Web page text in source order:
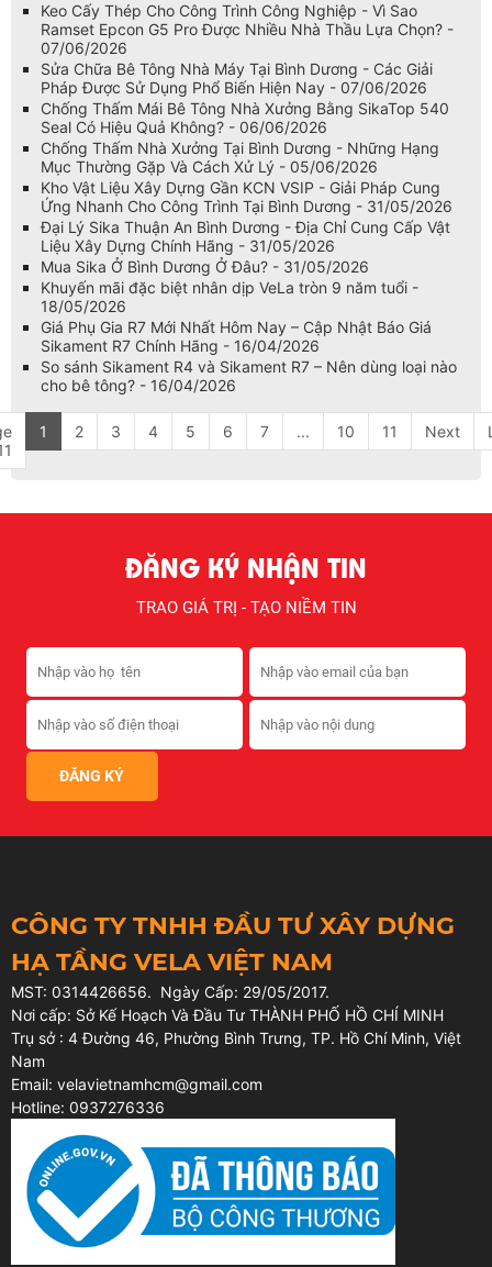
Keo Cấy Thép Cho Công Trình Công Nghiệp - Vì Sao
Ramset Epcon G5 Pro Được Nhiều Nhà Thầu Lựa Chọn? -
07/06/2026
Sửa Chữa Bê Tông Nhà Máy Tại Bình Dương - Các Giải
Pháp Được Sử Dụng Phổ Biến Hiện Nay - 07/06/2026
Chống Thấm Mái Bê Tông Nhà Xưởng Bằng SikaTop 540
Seal Có Hiệu Quả Không? - 06/06/2026
Chống Thấm Nhà Xưởng Tại Bình Dương - Những Hạng
Mục Thường Gặp Và Cách Xử Lý - 05/06/2026
Kho Vật Liệu Xây Dựng Gần KCN VSIP - Giải Pháp Cung
Ứng Nhanh Cho Công Trình Tại Bình Dương - 31/05/2026
Đại Lý Sika Thuận An Bình Dương - Địa Chỉ Cung Cấp Vật
Liệu Xây Dựng Chính Hãng - 31/05/2026
Mua Sika Ở Bình Dương Ở Đâu? - 31/05/2026
Khuyến mãi đặc biệt nhân dịp VeLa tròn 9 năm tuổi -
18/05/2026
Giá Phụ Gia R7 Mới Nhất Hôm Nay – Cập Nhật Báo Giá
Sikament R7 Chính Hãng - 16/04/2026
So sánh Sikament R4 và Sikament R7 – Nên dùng loại nào
cho bê tông? - 16/04/2026
1 2 3 4 5 6 7 ... 10 11 Next
ĐĂNG KÝ NHẬN TIN
TRAO GIÁ TRỊ - TẠO NIỀM TIN
CÔNG TY TNHH ĐẦU TƯ XÂY DỰNG
HẠ TẦNG VELA VIỆT NAM
MST: 0314426656. Ngày Cấp: 29/05/2017.
Nơi cấp: Sở Kế Hoạch Và Đầu Tư THÀNH PHỐ HỒ CHÍ MINH
Trụ sở : 4 Đường 46, Phường Bình Trưng, TP. Hồ Chí Minh, Việt
Nam
Email: velavietnamhcm@gmail.com
Hotline: 0937276336